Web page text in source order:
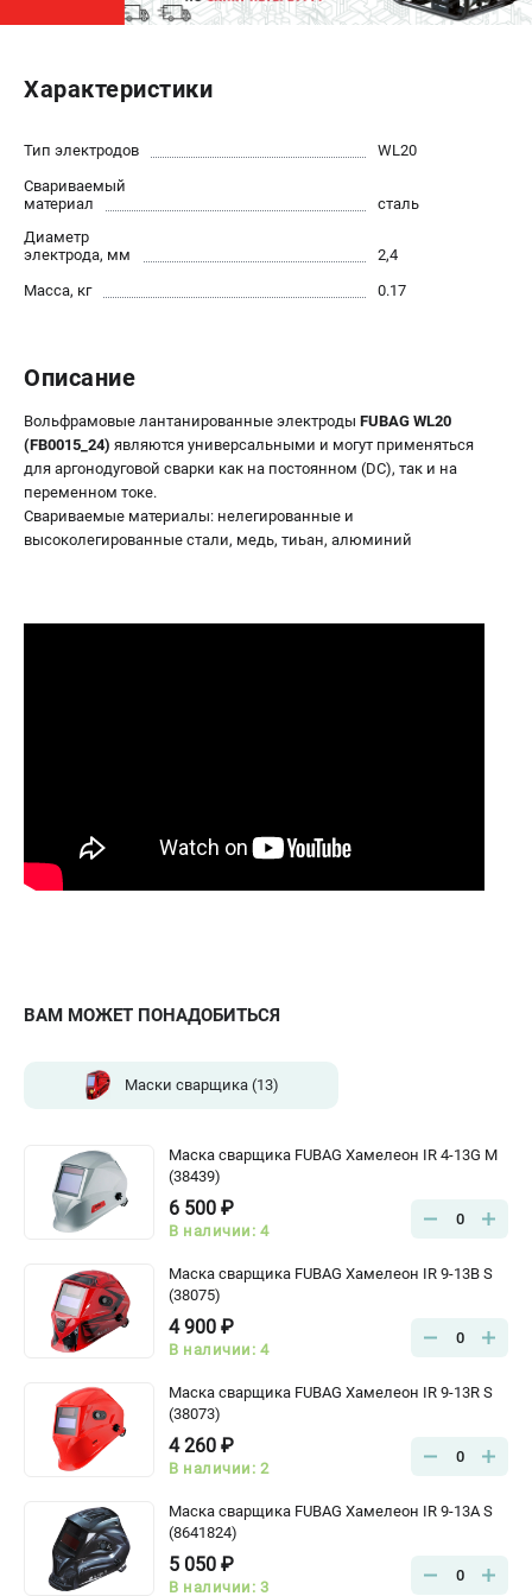
Генераторы бензиновые
Генераторы инверторные
Генераторы сварочные
ПОЛЕЗНЫЕ СТАТЬИ
Как выбрать компрессор?
Как выбрать сварочный аппарат?
СВАРОЧНЫЕ АППАРАТЫ
Аппараты контактной сварки
8 (812) 317-60-57
Режим работы колл-центра:
сб - с 10:00 до 16:00
zakaz@fubagtorg.ru
ВАМ МОЖЕТ ПОНАДОБИТЬСЯ
Маски сварщика (13)
Маска сварщика FUBAG Хамелеон IR 4-13G M
(38439)
6 500 ₽
В наличии: 4
0
Маска сварщика FUBAG Хамелеон IR 9-13B S
(38075)
4 900 ₽
В наличии: 4
0
Маска сварщика FUBAG Хамелеон IR 9-13R S
(38073)
4 260 ₽
В наличии: 2
0
Маска сварщика FUBAG Хамелеон IR 9-13A S
(8641824)
5 050 ₽
В наличии: 3
0
Характеристики
Тип электродов
WL20
Свариваемый
материал
сталь
Диаметр
электрода, мм
2,4
Масса, кг
0.17
Описание
Вольфрамовые лантанированные электроды FUBAG WL20
(FB0015_24) являются универсальными и могут применяться
для аргонодуговой сварки как на постоянном (DC), так и на
переменном токе.
Свариваемые материалы: нелегированные и
высоколегированные стали, медь, тиьан, алюминий